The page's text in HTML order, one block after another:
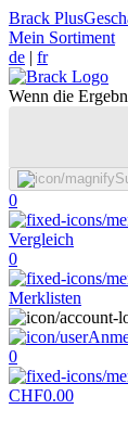
Brack Plus
Mein Sortiment
de | fr
Wenn die
0
Vergleich
0
Merklisten
0
CHF0.00